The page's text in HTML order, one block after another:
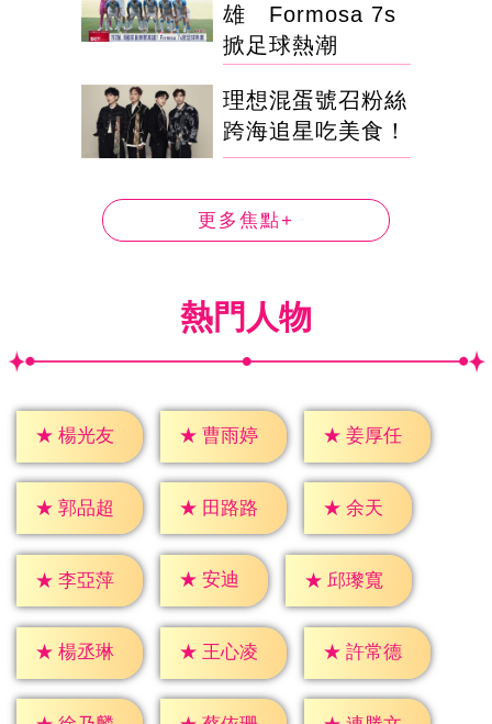
雄 Formosa 7s
掀足球熱潮
理想混蛋號召粉絲
跨海追星吃美食！
更多焦點+
熱門人物
★ 楊光友 ★ 曹雨婷 ★ 姜厚任
★ 郭品超 ★ 田路路 ★ 余天
★ 李亞萍 ★ 安迪 ★ 邱瓈寬
★ 楊丞琳 ★ 王心凌 ★ 許常德